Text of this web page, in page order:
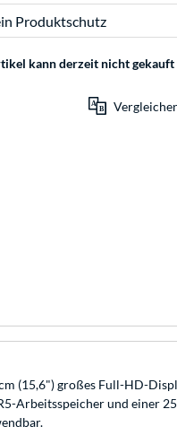
kann derzeit nicht gekauft
(15,6") großes Full-HD-
und einer